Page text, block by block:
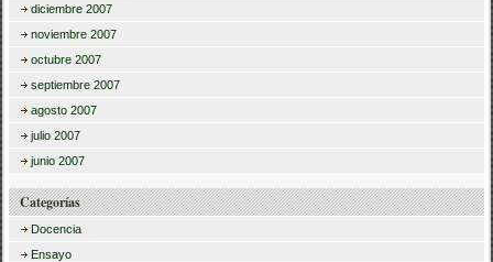
diciembre 2007
noviembre 2007
octubre 2007
septiembre 2007
agosto 2007
julio 2007
junio 2007
Categorías
Docencia
Ensayo